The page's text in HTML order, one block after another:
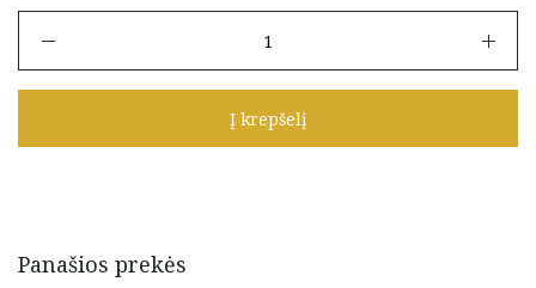
Geltono
su
42-
44
Į krepšelį
Panašios prekės